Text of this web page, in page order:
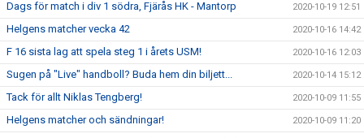
Dags för match i div 1 södra, Fjärås HK - Mantorp 2020-10-19 12:51
Helgens matcher vecka 42 2020-10-16 14:42
F 16 sista lag att spela steg 1 i årets USM! 2020-10-16 12:03
Sugen på "Live" handboll? Buda hem din biljett... 2020-10-14 15:12
Tack för allt Niklas Tengberg! 2020-10-09 11:55
Helgens matcher och sändningar! 2020-10-09 11:20